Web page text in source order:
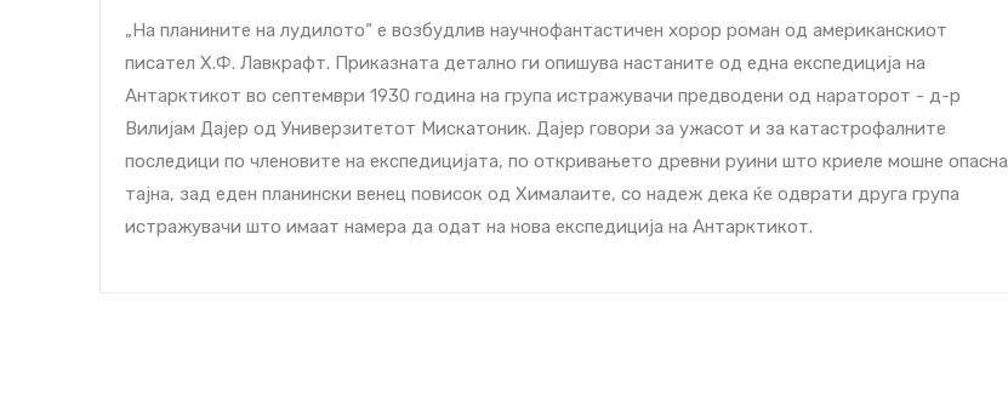
„На планините на лудилото“ е возбудлив научнофантастичен хорор роман од американскиот
писател Х.Ф. Лавкрафт. Приказната детално ги опишува настаните од една експедиција на
Антарктикот во септември 1930 година на група истражувачи предводени од нараторот - д-р
Вилијам Дајер од Универзитетот Мискатоник. Дајер говори за ужасот и за катастрофалните
последици по членовите на експедицијата, по откривањето древни руини што криеле мошне опасна
тајна, зад еден планински венец повисок од Хималаите, со надеж дека ќе одврати друга група
истражувачи што имаат намера да одат на нова експедиција на Антарктикот.